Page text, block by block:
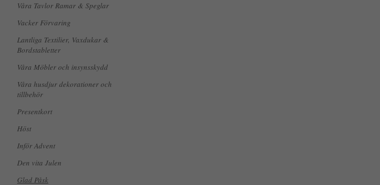
Våra Tavlor Ramar & Speglar
Vacker Förvaring
Lantliga Textilier, Vaxdukar &
Bordstabletter
Våra Möbler och insynsskydd
Våra husdjur dekorationer och
tillbehör
Presentkort
Höst
Inför Advent
Den vita Julen
Glad Påsk